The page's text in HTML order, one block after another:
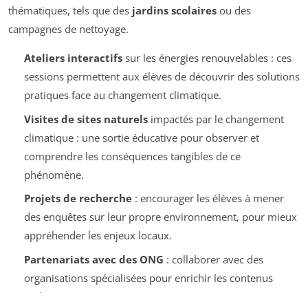
thématiques, tels que des jardins scolaires ou des
campagnes de nettoyage.
Ateliers interactifssur les énergies renouvelables : ces
sessions permettent aux élèves de découvrir des solutions
pratiques face au changement climatique.
Visites de sites naturelsimpactés par le changement
climatique : une sortie éducative pour observer et
comprendre les conséquences tangibles de ce
phénomène.
Projets de recherche: encourager les élèves à mener
des enquêtes sur leur propre environnement, pour mieux
appréhender les enjeux locaux.
Partenariats avec des ONG : collaborer avec des
organisations spécialisées pour enrichir les contenus